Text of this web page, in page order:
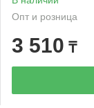
Опт и розница
3 510 ₸